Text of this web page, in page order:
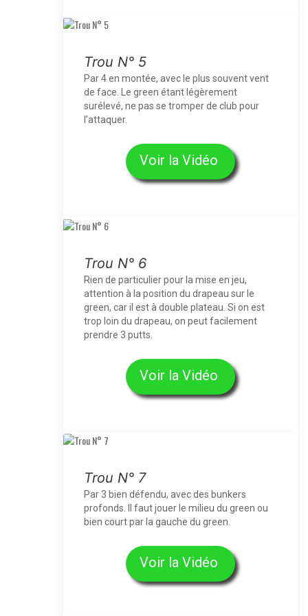
Trou N° 5
Par 4 en montée, avec le plus souvent vent
de face. Le green étant légèrement
surélevé, ne pas se tromper de club pour
l’attaquer.
Voir la Vidéo
Trou N° 6
Rien de particulier pour la mise en jeu,
attention à la position du drapeau sur le
green, car il est à double plateau. Si on est
trop loin du drapeau, on peut facilement
prendre 3 putts.
Voir la Vidéo
Trou N° 7
Par 3 bien défendu, avec des bunkers
profonds. Il faut jouer le milieu du green ou
bien court par la gauche du green.
Voir la Vidéo